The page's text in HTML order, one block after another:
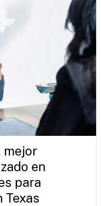
mejor
en
para
Texas